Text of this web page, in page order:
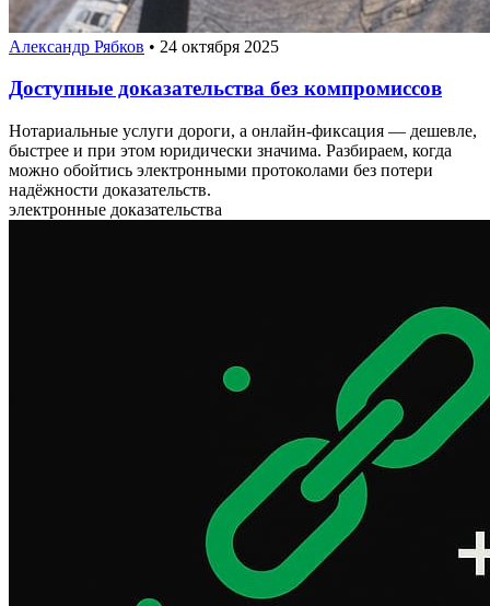
Александр Рябков • 24 октября 2025
Доступные доказательства без компромиссов
Нотариальные услуги дороги, а онлайн-фиксация — дешевле,
быстрее и при этом юридически значима. Разбираем, когда
можно обойтись электронными протоколами без потери
надёжности доказательств.
электронные доказательства